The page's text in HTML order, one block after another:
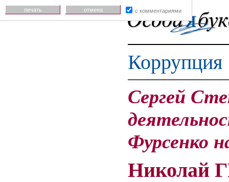
Коррупция
Сергей
Фурсенко
Николай
печать отмена с комментариями